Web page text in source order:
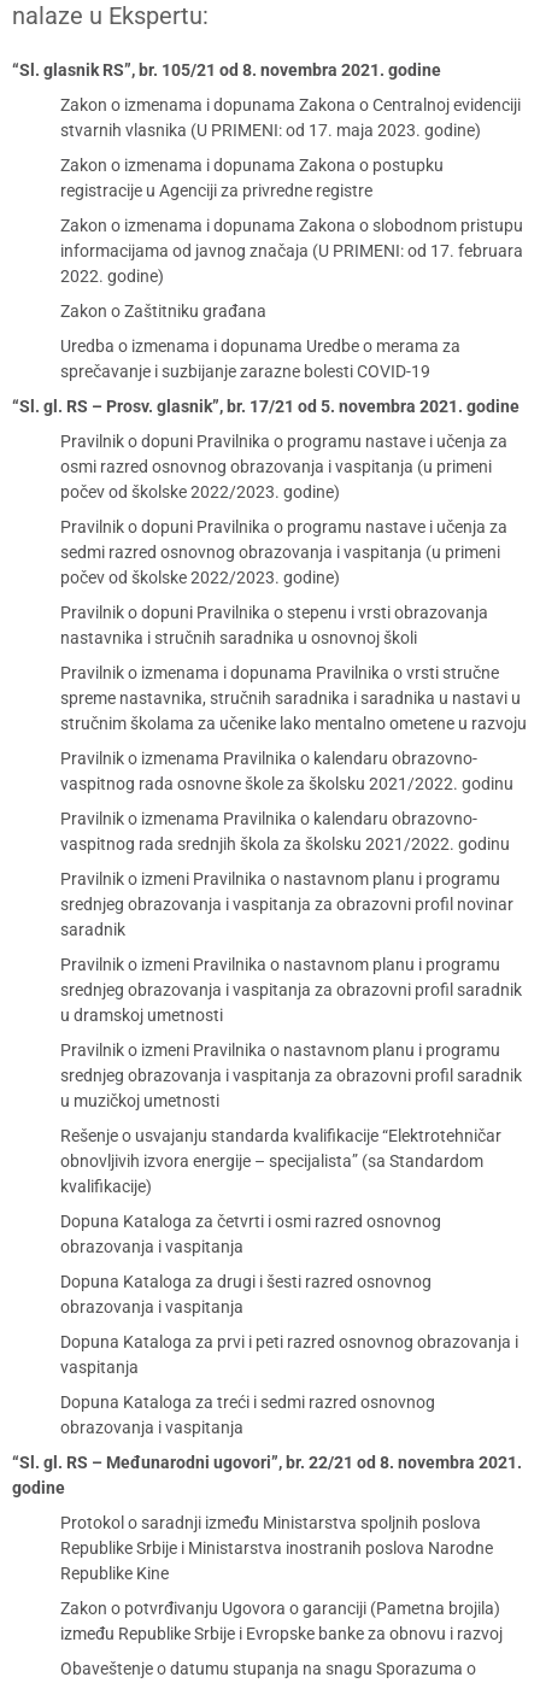
nalaze u Ekspertu:
“Sl. glasnik RS”, br. 105/21 od 8. novembra 2021. godine
Zakon o izmenama i dopunama Zakona o Centralnoj evidenciji
stvarnih vlasnika (U PRIMENI: od 17. maja 2023. godine)
Zakon o izmenama i dopunama Zakona o postupku
registracije u Agenciji za privredne registre
Zakon o izmenama i dopunama Zakona o slobodnom pristupu
informacijama od javnog značaja (U PRIMENI: od 17. februara
2022. godine)
Zakon o Zaštitniku građana
Uredba o izmenama i dopunama Uredbe o merama za
sprečavanje i suzbijanje zarazne bolesti COVID-19
“Sl. gl. RS – Prosv. glasnik”, br. 17/21 od 5. novembra 2021. godine
Pravilnik o dopuni Pravilnika o programu nastave i učenja za
osmi razred osnovnog obrazovanja i vaspitanja (u primeni
počev od školske 2022/2023. godine)
Pravilnik o dopuni Pravilnika o programu nastave i učenja za
sedmi razred osnovnog obrazovanja i vaspitanja (u primeni
počev od školske 2022/2023. godine)
Pravilnik o dopuni Pravilnika o stepenu i vrsti obrazovanja
nastavnika i stručnih saradnika u osnovnoj školi
Pravilnik o izmenama i dopunama Pravilnika o vrsti stručne
spreme nastavnika, stručnih saradnika i saradnika u nastavi u
stručnim školama za učenike lako mentalno ometene u razvoju
Pravilnik o izmenama Pravilnika o kalendaru obrazovno-
vaspitnog rada osnovne škole za školsku 2021/2022. godinu
Pravilnik o izmenama Pravilnika o kalendaru obrazovno-
vaspitnog rada srednjih škola za školsku 2021/2022. godinu
Pravilnik o izmeni Pravilnika o nastavnom planu i programu
srednjeg obrazovanja i vaspitanja za obrazovni profil novinar
saradnik
Pravilnik o izmeni Pravilnika o nastavnom planu i programu
srednjeg obrazovanja i vaspitanja za obrazovni profil saradnik
u dramskoj umetnosti
Pravilnik o izmeni Pravilnika o nastavnom planu i programu
srednjeg obrazovanja i vaspitanja za obrazovni profil saradnik
u muzičkoj umetnosti
Rešenje o usvajanju standarda kvalifikacije “Elektrotehničar
obnovljivih izvora energije – specijalista” (sa Standardom
kvalifikacije)
Dopuna Kataloga za četvrti i osmi razred osnovnog
obrazovanja i vaspitanja
Dopuna Kataloga za drugi i šesti razred osnovnog
obrazovanja i vaspitanja
Dopuna Kataloga za prvi i peti razred osnovnog obrazovanja i
vaspitanja
Dopuna Kataloga za treći i sedmi razred osnovnog
obrazovanja i vaspitanja
“Sl. gl. RS – Međunarodni ugovori”, br. 22/21 od 8. novembra 2021.
godine
Protokol o saradnji između Ministarstva spoljnih poslova
Republike Srbije i Ministarstva inostranih poslova Narodne
Republike Kine
Zakon o potvrđivanju Ugovora o garanciji (Pametna brojila)
između Republike Srbije i Evropske banke za obnovu i razvoj
Obaveštenje o datumu stupanja na snagu Sporazuma o